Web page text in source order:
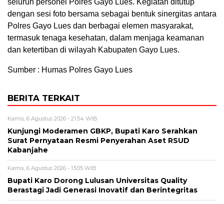
seluruh personel Polres Gayo Lues. Kegiatan ditutup
dengan sesi foto bersama sebagai bentuk sinergitas antara
Polres Gayo Lues dan berbagai elemen masyarakat,
termasuk tenaga kesehatan, dalam menjaga keamanan
dan ketertiban di wilayah Kabupaten Gayo Lues.
Sumber : Humas Polres Gayo Lues
BERITA TERKAIT
Kamis, 6 Agustus 2026 - 21:54 WIB
Kunjungi Moderamen GBKP, Bupati Karo Serahkan
Surat Pernyataan Resmi Penyerahan Aset RSUD
Kabanjahe
Kamis, 6 Agustus 2026 - 13:05 WIB
Bupati Karo Dorong Lulusan Universitas Quality
Berastagi Jadi Generasi Inovatif dan Berintegritas